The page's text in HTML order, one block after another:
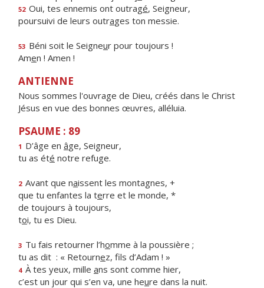
52 Oui, tes ennemis ont outragé, Seigneur,
poursuivi de leurs outrages ton messie.
53 Béni soit le Seigneur pour toujours !
Amen ! Amen !
ANTIENNE
Nous sommes l'ouvrage de Dieu, créés dans le Christ
Jésus en vue des bonnes œuvres, alléluia.
PSAUME : 89
1 D’âge en âge, Seigneur,
tu as été notre refuge.
2 Avant que naissent les montagnes, +
que tu enfantes la terre et le monde, *
de toujours à toujours,
toi, tu es Dieu.
3 Tu fais retourner l’homme à la poussière ;
tu as dit : « Retournez, fils d’Adam ! »
4 À tes yeux, mille ans sont comme hier,
c’est un jour qui s’en va, une heure dans la nuit.